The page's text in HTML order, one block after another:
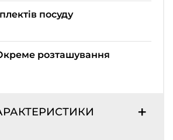
посуду
розташування